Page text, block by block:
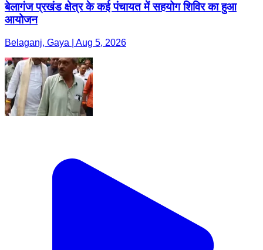
बेलागंज प्रखंड क्षेत्र के कई पंचायत में सहयोग शिविर का हुआ
आयोजन
Belaganj, Gaya | Aug 5, 2026